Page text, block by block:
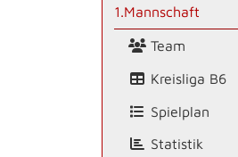
1.Mannschaft
Team
Kreisliga B6
Spielplan
Statistik